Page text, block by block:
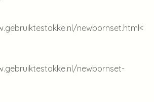
newbornset.html<
newbornset-